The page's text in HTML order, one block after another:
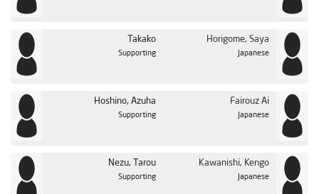
Takako
Supporting
Horigome, Saya
Japanese
Hoshino, Azuha
Supporting
Fairouz Ai
Japanese
Nezu, Tarou
Supporting
Kawanishi, Kengo
Japanese